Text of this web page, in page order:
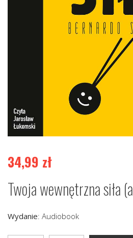
34,99 zł
Twoja wewnętrzna siła
Wydanie: Audiobook